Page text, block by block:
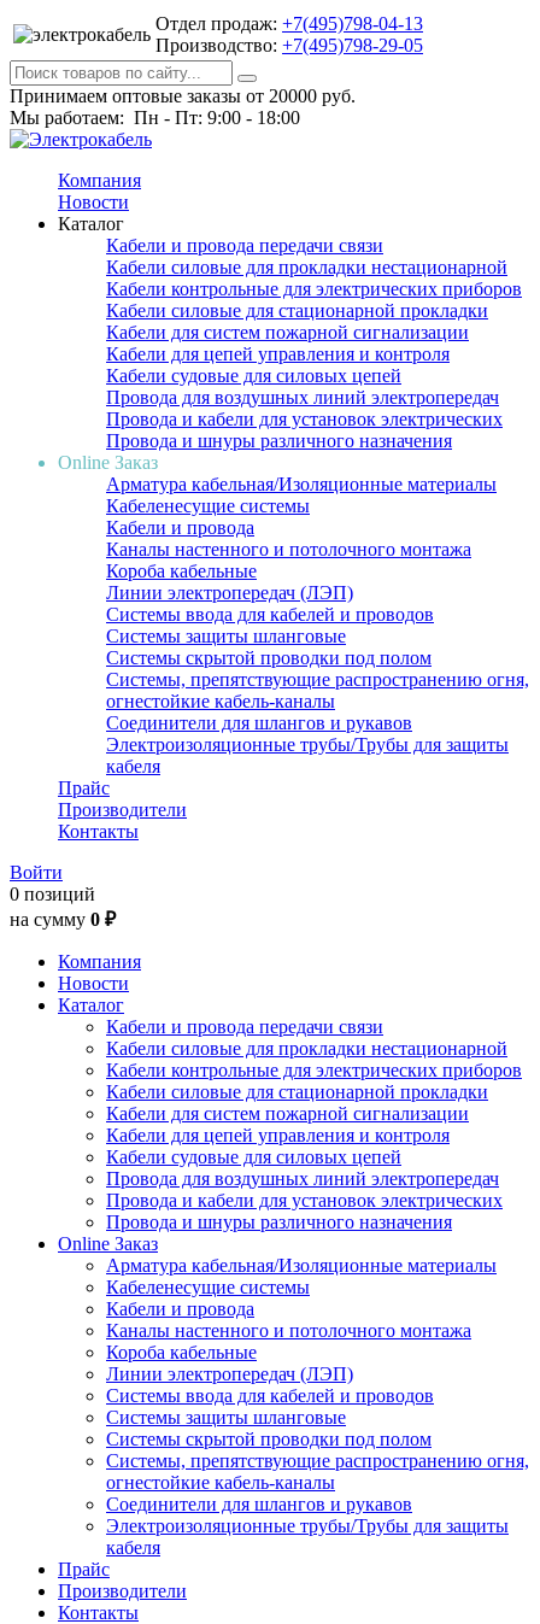
Отдел продаж: +7(495)798-04-13
Производство: +7(495)798-29-05
Принимаем оптовые заказы от 20000 руб.
Мы работаем: Пн - Пт: 9:00 - 18:00
Компания
Новости
Каталог
Кабели и провода передачи связи
Кабели силовые для прокладки нестационарной
Кабели контрольные для электрических приборов
Кабели силовые для стационарной прокладки
Кабели для систем пожарной сигнализации
Кабели для цепей управления и контроля
Кабели судовые для силовых цепей
Провода для воздушных линий электропередач
Провода и кабели для установок электрических
Провода и шнуры различного назначения
Online Заказ
Арматура кабельная/Изоляционные материалы
Кабеленесущие системы
Кабели и провода
Каналы настенного и потолочного монтажа
Короба кабельные
Линии электропередач (ЛЭП)
Системы ввода для кабелей и проводов
Системы защиты шланговые
Системы скрытой проводки под полом
Системы, препятствующие распространению огня,
огнестойкие кабель-каналы
Соединители для шлангов и рукавов
Электроизоляционные трубы/Трубы для защиты
кабеля
Прайс
Производители
Контакты
Войти
0 позиций
на сумму 0 ₽
Компания
Новости
Каталог
Кабели и провода передачи связи
Кабели силовые для прокладки нестационарной
Кабели контрольные для электрических приборов
Кабели силовые для стационарной прокладки
Кабели для систем пожарной сигнализации
Кабели для цепей управления и контроля
Кабели судовые для силовых цепей
Провода для воздушных линий электропередач
Провода и кабели для установок электрических
Провода и шнуры различного назначения
Online Заказ
Арматура кабельная/Изоляционные материалы
Кабеленесущие системы
Кабели и провода
Каналы настенного и потолочного монтажа
Короба кабельные
Линии электропередач (ЛЭП)
Системы ввода для кабелей и проводов
Системы защиты шланговые
Системы скрытой проводки под полом
Системы, препятствующие распространению огня,
огнестойкие кабель-каналы
Соединители для шлангов и рукавов
Электроизоляционные трубы/Трубы для защиты
кабеля
Прайс
Производители
Контакты